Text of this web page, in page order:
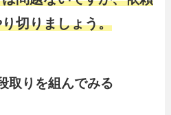
切りましょう。
取りを組んでみる